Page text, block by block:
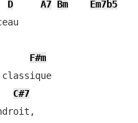
D A7 Bm
Em7b5
F#m
C#7